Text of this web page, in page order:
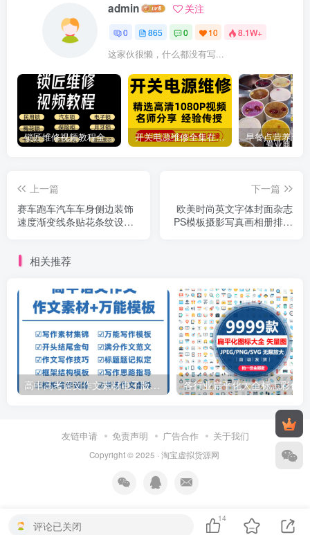
admin 关注
0 865 0 10 8.1W+
这家伙很懒，什么都没有写...
锁匠维修视频教程全套从入门到精通技巧培训学习在线自学课程 开关电源维修全集在线视频教程新手零基础课程教程从入门到精通
上一篇
赛车跑车汽车车身侧边装饰
速度渐变线条贴花条纹设计
下一篇
欧美时尚英文字体封面杂志
PS模板摄影写真画相册排版
相关推荐
高中高考语文作文素材电子版满分作文写作通用模板及范文句子
友链申请 免责声明 广告合作 关于我们
Copyright © 2025 · 淘宝虚拟货源网
评论已关闭
14